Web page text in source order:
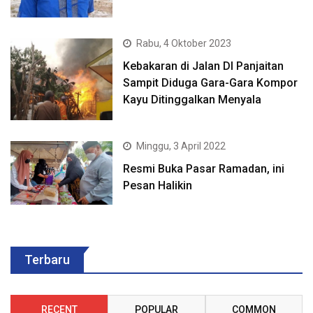
Rabu, 4 Oktober 2023
Kebakaran di Jalan DI Panjaitan
Sampit Diduga Gara-Gara Kompor
Kayu Ditinggalkan Menyala
Minggu, 3 April 2022
Resmi Buka Pasar Ramadan, ini
Pesan Halikin
Terbaru
RECENT POPULAR COMMON